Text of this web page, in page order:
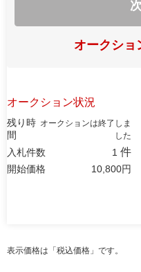
オークショ
オークション状況
残り時
間
オークションは終了しま
した
入札件数 1 件
開始価格 10,800円
表示価格は「税込価格」です。